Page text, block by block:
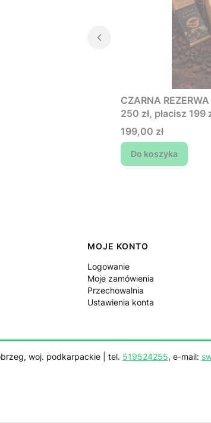
CZARNA
250 zł, płacisz 199
Cena
199,00 zł
Do koszyka
MOJE KONTO
Logowanie
Moje zamówienia
Przechowalnia
Ustawienia konta
woj. podkarpackie | tel. 519524255, e-mail: